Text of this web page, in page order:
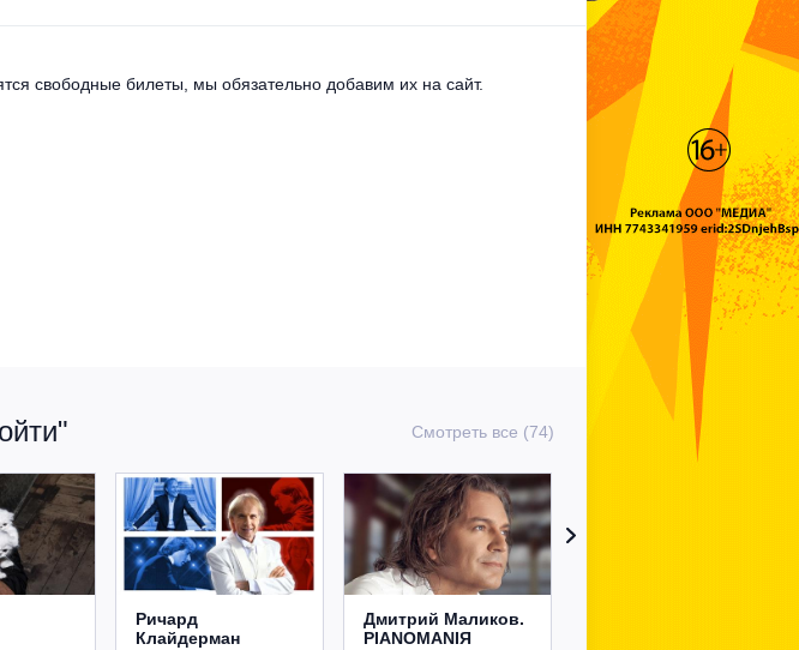
свободные билеты, мы обязательно добавим их на сайт.
Смотреть все (74)
Ричард
Клайдерман
Дмитрий Маликов.
PIANOMANIЯ